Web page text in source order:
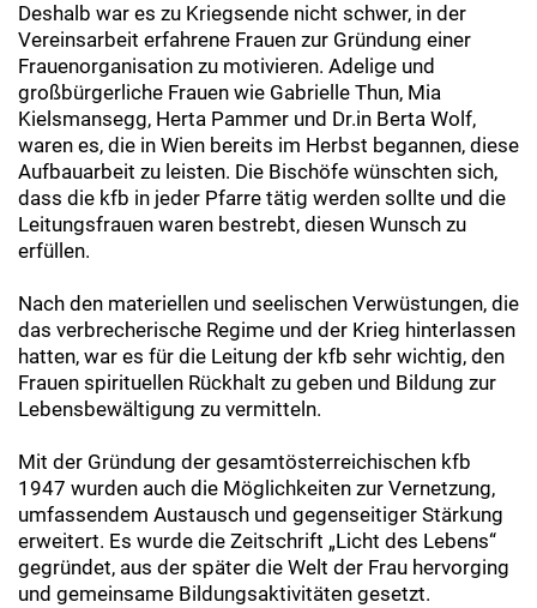
Deshalb war es zu Kriegsende nicht schwer, in der
Vereinsarbeit erfahrene Frauen zur Gründung einer
Frauenorganisation zu motivieren. Adelige und
großbürgerliche Frauen wie Gabrielle Thun, Mia
Kielsmansegg, Herta Pammer und Dr.in Berta Wolf,
waren es, die in Wien bereits im Herbst begannen, diese
Aufbauarbeit zu leisten. Die Bischöfe wünschten sich,
dass die kfb in jeder Pfarre tätig werden sollte und die
Leitungsfrauen waren bestrebt, diesen Wunsch zu
erfüllen.
Nach den materiellen und seelischen Verwüstungen, die
das verbrecherische Regime und der Krieg hinterlassen
hatten, war es für die Leitung der kfb sehr wichtig, den
Frauen spirituellen Rückhalt zu geben und Bildung zur
Lebensbewältigung zu vermitteln.
Mit der Gründung der gesamtösterreichischen kfb
1947 wurden auch die Möglichkeiten zur Vernetzung,
umfassendem Austausch und gegenseitiger Stärkung
erweitert. Es wurde die Zeitschrift „Licht des Lebens“
gegründet, aus der später die Welt der Frau hervorging
und gemeinsame Bildungsaktivitäten gesetzt.